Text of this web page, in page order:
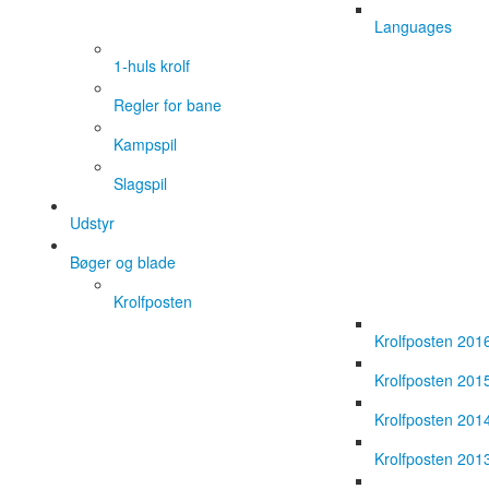
Languages
1-huls krolf
Regler for bane
Kampspil
Slagspil
Udstyr
Bøger og blade
Krolfposten
Krolfposten
Krolfposten
Krolfposten
Krolfposten